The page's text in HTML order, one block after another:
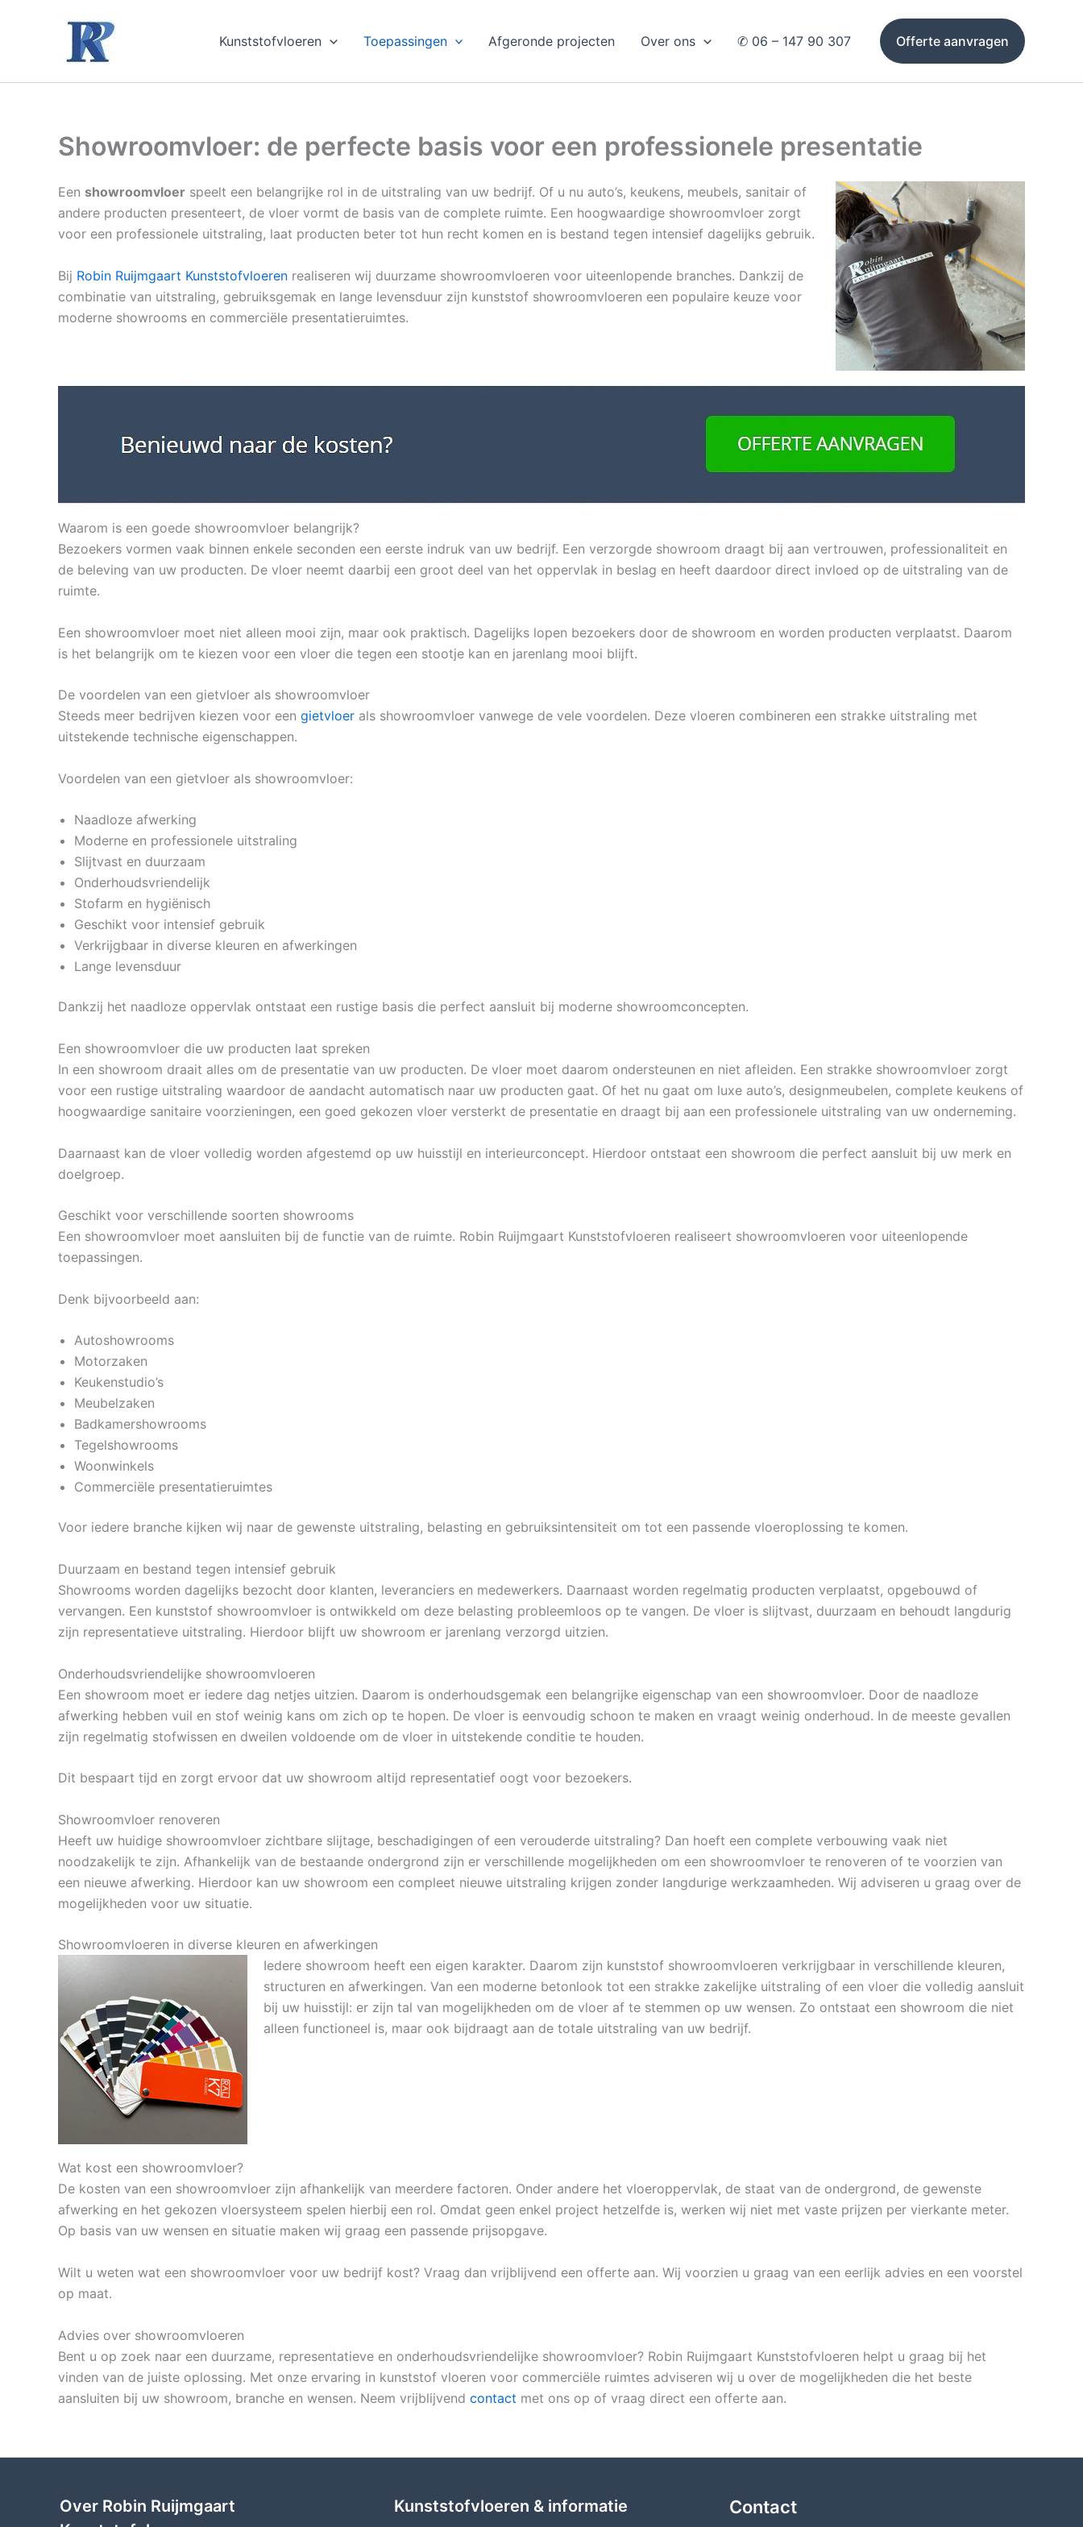
Kunststofvloeren Toepassingen Afgeronde projecten Over ons ✆ 06 – 147 90 307 Offerte aanvragen
Showroomvloer: de perfecte basis voor een professionele presentatie
Een showroomvloer speelt een belangrijke rol in de uitstraling van uw bedrijf. Of u nu auto’s, keukens, meubels, sanitair of
andere producten presenteert, de vloer vormt de basis van de complete ruimte. Een hoogwaardige showroomvloer zorgt
voor een professionele uitstraling, laat producten beter tot hun recht komen en is bestand tegen intensief dagelijks gebruik.
Bij Robin Ruijmgaart Kunststofvloeren realiseren wij duurzame showroomvloeren voor uiteenlopende branches. Dankzij de
combinatie van uitstraling, gebruiksgemak en lange levensduur zijn kunststof showroomvloeren een populaire keuze voor
moderne showrooms en commerciële presentatieruimtes.
Waarom is een goede showroomvloer belangrijk?
Bezoekers vormen vaak binnen enkele seconden een eerste indruk van uw bedrijf. Een verzorgde showroom draagt bij aan vertrouwen, professionaliteit en
de beleving van uw producten. De vloer neemt daarbij een groot deel van het oppervlak in beslag en heeft daardoor direct invloed op de uitstraling van de
ruimte.
Een showroomvloer moet niet alleen mooi zijn, maar ook praktisch. Dagelijks lopen bezoekers door de showroom en worden producten verplaatst. Daarom
is het belangrijk om te kiezen voor een vloer die tegen een stootje kan en jarenlang mooi blijft.
De voordelen van een gietvloer als showroomvloer
Steeds meer bedrijven kiezen voor een gietvloer als showroomvloer vanwege de vele voordelen. Deze vloeren combineren een strakke uitstraling met
uitstekende technische eigenschappen.
Voordelen van een gietvloer als showroomvloer:
Naadloze afwerking
Moderne en professionele uitstraling
Slijtvast en duurzaam
Onderhoudsvriendelijk
Stofarm en hygiënisch
Geschikt voor intensief gebruik
Verkrijgbaar in diverse kleuren en afwerkingen
Lange levensduur
Dankzij het naadloze oppervlak ontstaat een rustige basis die perfect aansluit bij moderne showroomconcepten.
Een showroomvloer die uw producten laat spreken
In een showroom draait alles om de presentatie van uw producten. De vloer moet daarom ondersteunen en niet afleiden. Een strakke showroomvloer zorgt
voor een rustige uitstraling waardoor de aandacht automatisch naar uw producten gaat. Of het nu gaat om luxe auto’s, designmeubelen, complete keukens of
hoogwaardige sanitaire voorzieningen, een goed gekozen vloer versterkt de presentatie en draagt bij aan een professionele uitstraling van uw onderneming.
Daarnaast kan de vloer volledig worden afgestemd op uw huisstijl en interieurconcept. Hierdoor ontstaat een showroom die perfect aansluit bij uw merk en
doelgroep.
Geschikt voor verschillende soorten showrooms
Een showroomvloer moet aansluiten bij de functie van de ruimte. Robin Ruijmgaart Kunststofvloeren realiseert showroomvloeren voor uiteenlopende
toepassingen.
Denk bijvoorbeeld aan:
Autoshowrooms
Motorzaken
Keukenstudio’s
Meubelzaken
Badkamershowrooms
Tegelshowrooms
Woonwinkels
Commerciële presentatieruimtes
Voor iedere branche kijken wij naar de gewenste uitstraling, belasting en gebruiksintensiteit om tot een passende vloeroplossing te komen.
Duurzaam en bestand tegen intensief gebruik
Showrooms worden dagelijks bezocht door klanten, leveranciers en medewerkers. Daarnaast worden regelmatig producten verplaatst, opgebouwd of
vervangen. Een kunststof showroomvloer is ontwikkeld om deze belasting probleemloos op te vangen. De vloer is slijtvast, duurzaam en behoudt langdurig
zijn representatieve uitstraling. Hierdoor blijft uw showroom er jarenlang verzorgd uitzien.
Onderhoudsvriendelijke showroomvloeren
Een showroom moet er iedere dag netjes uitzien. Daarom is onderhoudsgemak een belangrijke eigenschap van een showroomvloer. Door de naadloze
afwerking hebben vuil en stof weinig kans om zich op te hopen. De vloer is eenvoudig schoon te maken en vraagt weinig onderhoud. In de meeste gevallen
zijn regelmatig stofwissen en dweilen voldoende om de vloer in uitstekende conditie te houden.
Dit bespaart tijd en zorgt ervoor dat uw showroom altijd representatief oogt voor bezoekers.
Showroomvloer renoveren
Heeft uw huidige showroomvloer zichtbare slijtage, beschadigingen of een verouderde uitstraling? Dan hoeft een complete verbouwing vaak niet
noodzakelijk te zijn. Afhankelijk van de bestaande ondergrond zijn er verschillende mogelijkheden om een showroomvloer te renoveren of te voorzien van
een nieuwe afwerking. Hierdoor kan uw showroom een compleet nieuwe uitstraling krijgen zonder langdurige werkzaamheden. Wij adviseren u graag over de
mogelijkheden voor uw situatie.
Showroomvloeren in diverse kleuren en afwerkingen
Iedere showroom heeft een eigen karakter. Daarom zijn kunststof showroomvloeren verkrijgbaar in verschillende kleuren,
structuren en afwerkingen. Van een moderne betonlook tot een strakke zakelijke uitstraling of een vloer die volledig aansluit
bij uw huisstijl: er zijn tal van mogelijkheden om de vloer af te stemmen op uw wensen. Zo ontstaat een showroom die niet
alleen functioneel is, maar ook bijdraagt aan de totale uitstraling van uw bedrijf.
Wat kost een showroomvloer?
De kosten van een showroomvloer zijn afhankelijk van meerdere factoren. Onder andere het vloeroppervlak, de staat van de ondergrond, de gewenste
afwerking en het gekozen vloersysteem spelen hierbij een rol. Omdat geen enkel project hetzelfde is, werken wij niet met vaste prijzen per vierkante meter.
Op basis van uw wensen en situatie maken wij graag een passende prijsopgave.
Wilt u weten wat een showroomvloer voor uw bedrijf kost? Vraag dan vrijblijvend een offerte aan. Wij voorzien u graag van een eerlijk advies en een voorstel
op maat.
Advies over showroomvloeren
Bent u op zoek naar een duurzame, representatieve en onderhoudsvriendelijke showroomvloer? Robin Ruijmgaart Kunststofvloeren helpt u graag bij het
vinden van de juiste oplossing. Met onze ervaring in kunststof vloeren voor commerciële ruimtes adviseren wij u over de mogelijkheden die het beste
aansluiten bij uw showroom, branche en wensen. Neem vrijblijvend contact met ons op of vraag direct een offerte aan.
Over Robin Ruijmgaart
Kunststofvloeren & informatie Contact